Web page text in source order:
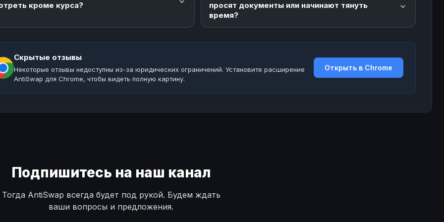
кроме курса?
просят документы или начинают тянуть
время?
Скрытые отзывы
Некоторые отзывы недоступны из-за юридических ограничений. Установите расширение
AntiSwap для Chrome, чтобы видеть полную картину.
Открыть в Chrome
Подпишитесь на наш канал
Тогда AntiSwap всегда будет под рукой. Будем ждать
ваши вопросы и предложения.